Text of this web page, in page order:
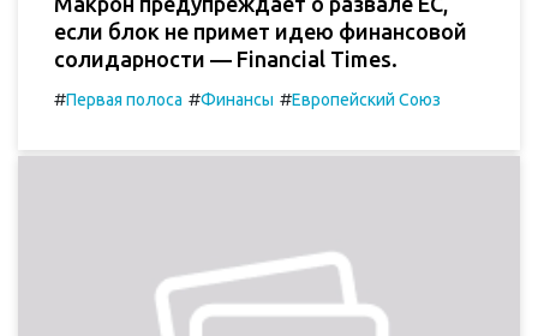
если блок не примет идею финансовой
солидарности — Financial Times.
#Первая полоса #Финансы #Европейский Союз